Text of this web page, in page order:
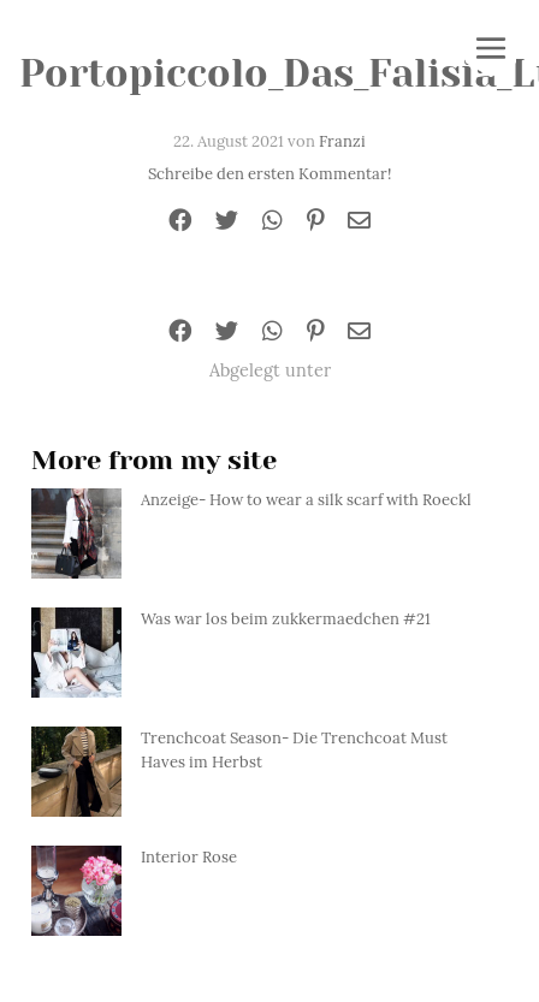
22. August 2021 vonFranzi
Schreibe den ersten Kommentar!
Abgelegt unter
More from my site
Anzeige- How to wear a silk scarf with Roeckl
Was war los beim zukkermaedchen #21
Trenchcoat Season- Die Trenchcoat Must
Haves im Herbst
Interior Rose